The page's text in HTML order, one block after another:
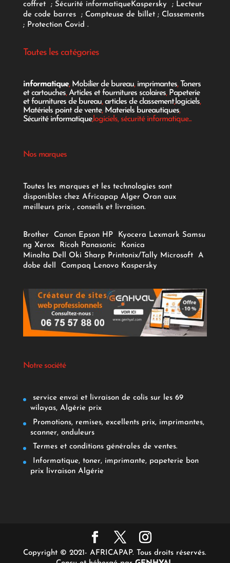
coffret ; Sécurité informatiqueKaspersky ; Lecteur
de code barres
; Compteuse de billet; Classements
; Protection Covid .
Toutes les catégories
informatique, Mobilier de bureau, imprimantes, Toners
et cartouches,Articles et fournitures scolaires, Papeterie
et fournitures de bureau,articles de classement,logiciels,
Matériels point de vente, Materiels bureautiques,
Sécurité informatique,logiciels, sécurité informatique...
Nos marques
Toutes les marques et les technologies sont
disponibles chez Africapap Alger Oran aux
meilleurs prix , conseils et livraison.
Brother Canon Epson HP Kyocera Lexmark Samsu
ng Xerox Ricoh Panasonic
Konica
Minolta Dell Oki Sharp Printonix/Tally Microsoft
A
dobe dell Compaq Lenovo Kaspersky
Notre société
service envoi et livraison de colis sur les 69
wilayas, Algérie prix
Promotions, remises, excellents prix, imprimantes,
scanner, onduleurs
Termes et conditions générales de ventes.
Informatique, toner, imprimante, papeterie bon
prix livraison Algérie
Copyright © 2021- AFRICAPAP. Tous droits réservés.